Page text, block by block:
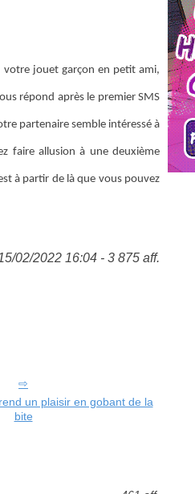
votre jouet garçon en petit ami,
répond après le premier SMS
partenaire semble intéressé à
faire allusion à une deuxième
à partir de là que vous pouvez
02/2022 16:04 - 3 875 aff.
un plaisir en gobant de la
bite